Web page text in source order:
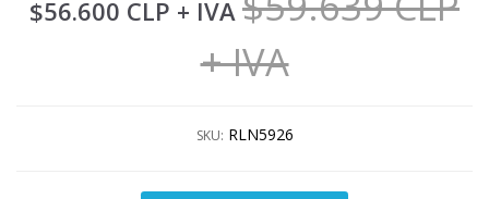
$56.600 CLP + IVA
+ IVA
SKU: RLN5926